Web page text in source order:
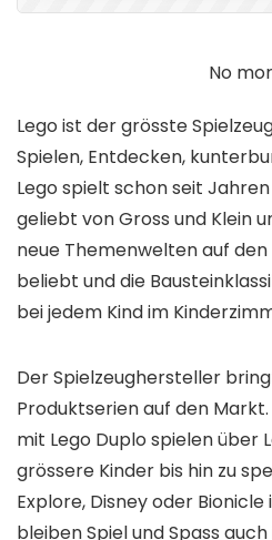
No
Lego ist der grösste
Spielen, Entdecken,
Lego spielt schon seit
geliebt von Gross und Klein
neue Themenwelten auf den
beliebt und die
bei jedem Kind im
Der Spielzeughersteller
Produktserien auf den
mit Lego Duplo spielen über
grössere Kinder bis hin zu
Explore, Disney oder Bionicle
bleiben Spiel und Spass